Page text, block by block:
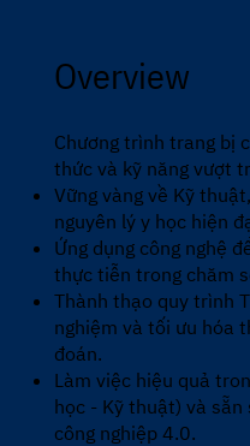
Overview
Chương trình trang bị
thức và kỹ năng vượt
Vững vàng về Kỹ
nguyên lý y học hiện
Ứng dụng công nghệ
thực tiễn trong chăm
Thành thạo quy trình
nghiệm và tối ưu hóa
đoán.
Làm việc hiệu quả
học - Kỹ thuật) và
công nghiệp 4.0.